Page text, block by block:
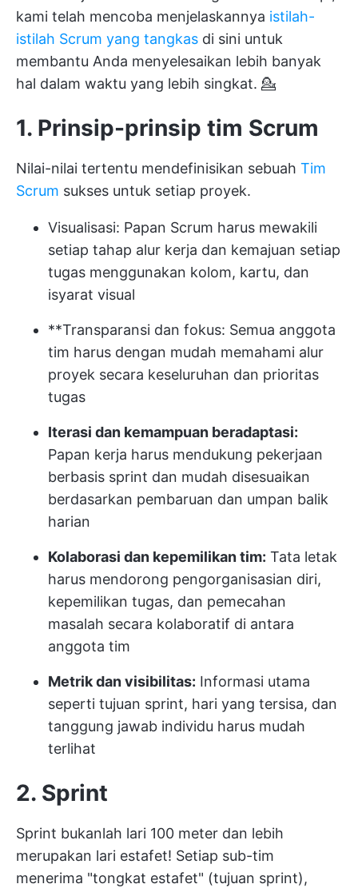
kami telah mencoba menjelaskannya istilah-
istilah Scrum yang tangkas di sini untuk
membantu Anda menyelesaikan lebih banyak
hal dalam waktu yang lebih singkat. 💁
1. Prinsip-prinsip tim Scrum
Nilai-nilai tertentu mendefinisikan sebuah Tim
Scrum sukses untuk setiap proyek.
Visualisasi: Papan Scrum harus mewakili
setiap tahap alur kerja dan kemajuan setiap
tugas menggunakan kolom, kartu, dan
isyarat visual
**Transparansi dan fokus: Semua anggota
tim harus dengan mudah memahami alur
proyek secara keseluruhan dan prioritas
tugas
Iterasi dan kemampuan beradaptasi:
Papan kerja harus mendukung pekerjaan
berbasis sprint dan mudah disesuaikan
berdasarkan pembaruan dan umpan balik
harian
Kolaborasi dan kepemilikan tim: Tata letak
harus mendorong pengorganisasian diri,
kepemilikan tugas, dan pemecahan
masalah secara kolaboratif di antara
anggota tim
Metrik dan visibilitas: Informasi utama
seperti tujuan sprint, hari yang tersisa, dan
tanggung jawab individu harus mudah
terlihat
2. Sprint
Sprint bukanlah lari 100 meter dan lebih
merupakan lari estafet! Setiap sub-tim
menerima "tongkat estafet" (tujuan sprint),